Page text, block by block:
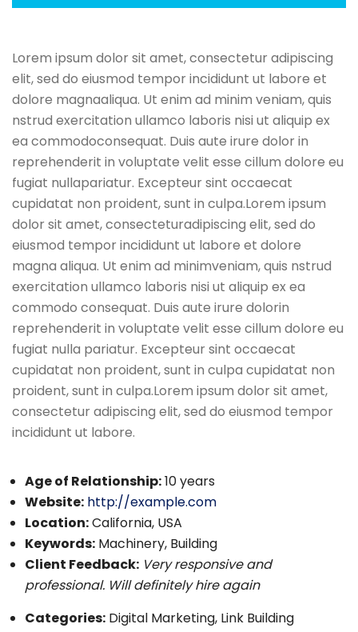
Lorem ipsum dolor sit amet, consectetur adipiscing
elit, sed do eiusmod tempor incididunt ut labore et
dolore magnaaliqua. Ut enim ad minim veniam, quis
nstrud exercitation ullamco laboris nisi ut aliquip ex
ea commodoconsequat. Duis aute irure dolor in
reprehenderit in voluptate velit esse cillum dolore eu
fugiat nullapariatur. Excepteur sint occaecat
cupidatat non proident, sunt in culpa.Lorem ipsum
dolor sit amet, consecteturadipiscing elit, sed do
eiusmod tempor incididunt ut labore et dolore
magna aliqua. Ut enim ad minimveniam, quis nstrud
exercitation ullamco laboris nisi ut aliquip ex ea
commodo consequat. Duis aute irure dolorin
reprehenderit in voluptate velit esse cillum dolore eu
fugiat nulla pariatur. Excepteur sint occaecat
cupidatat non proident, sunt in culpa cupidatat non
proident, sunt in culpa.Lorem ipsum dolor sit amet,
consectetur adipiscing elit, sed do eiusmod tempor
incididunt ut labore.
Age of Relationship:10 years
Website: http://example.com
Location:California, USA
Keywords: Machinery, Building
Client Feedback: Very responsive and
professional. Will definitely hire again
Categories: Digital Marketing, Link Building